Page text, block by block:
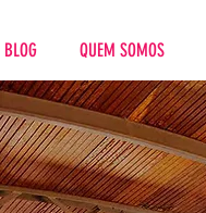
BLOG QUEM SOMOS